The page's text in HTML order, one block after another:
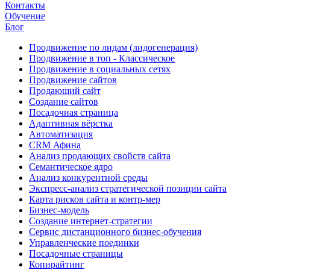
Контакты
Обучение
Блог
Продвижение по лидам (лидогенерация)
Продвижение в топ - Классическое
Продвижение в социальных сетях
Продвижение сайтов
Продающий сайт
Создание сайтов
Посадочная страница
Адаптивная вёрстка
Автоматизация
CRM Афина
Анализ продающих свойств сайта
Семантическое ядро
Анализ конкурентной среды
Экспресс-анализ стратегической позиции сайта
Карта рисков сайта и контр-мер
Бизнес-модель
Создание интернет-стратегии
Сервис дистанционного бизнес-обучения
Управленческие поединки
Посадочные страницы
Копирайтинг